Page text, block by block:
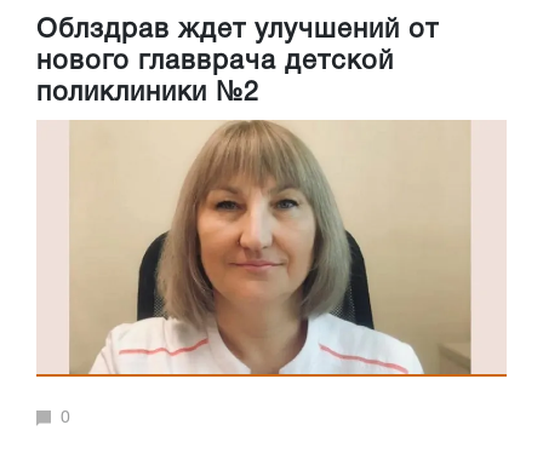
Облздрав ждет улучшений от
нового главврача детской
поликлиники №2
0